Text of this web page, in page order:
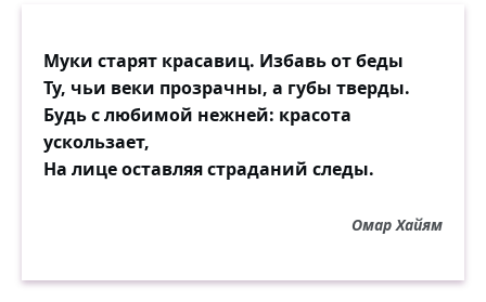
Муки старят красавиц. Избавь от беды
Ту, чьи веки прозрачны, а губы тверды.
Будь с любимой нежней: красота
ускользает,
На лице оставляя страданий следы.
Омар Хайям